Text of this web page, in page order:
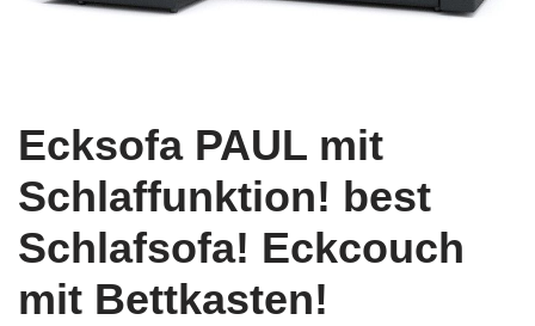
Ecksofa PAUL mit
Schlaffunktion! best
Schlafsofa! Eckcouch
mit Bettkasten!